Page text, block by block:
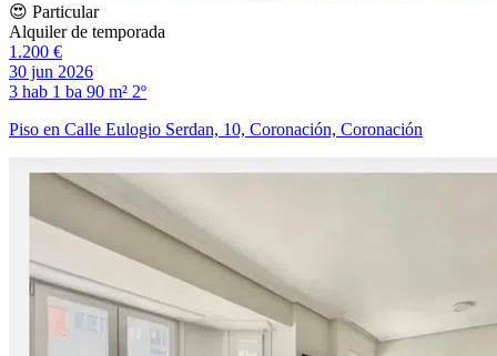
😍 Particular
Alquiler de temporada
1.200 €
30 jun 2026
3 hab 1 ba 90 m² 2º
Piso en Calle Eulogio Serdan, 10, Coronación, Coronación